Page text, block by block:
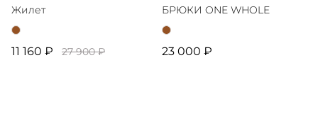
Жилет
11 160 ₽ 27 900 ₽
БРЮКИ ONE WHOLE
23 000 ₽